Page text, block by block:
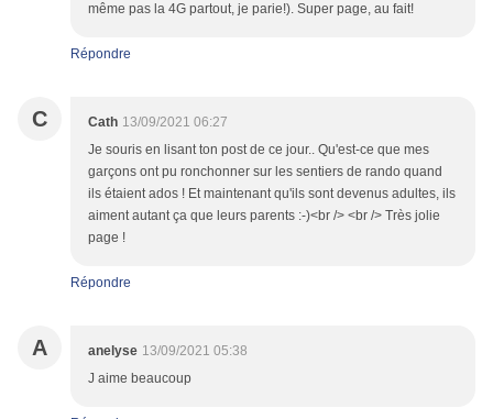
même pas la 4G partout, je parie!). Super page, au fait!
Répondre
C Cath 13/09/2021 06:27
Je souris en lisant ton post de ce jour.. Qu'est-ce que mes
garçons ont pu ronchonner sur les sentiers de rando quand
ils étaient ados ! Et maintenant qu'ils sont devenus adultes, ils
aiment autant ça que leurs parents :-)<br /> <br /> Très jolie
page !
Répondre
A anelyse 13/09/2021 05:38
J aime beaucoup